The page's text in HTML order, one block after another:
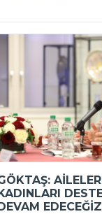
EDECEĞIZ